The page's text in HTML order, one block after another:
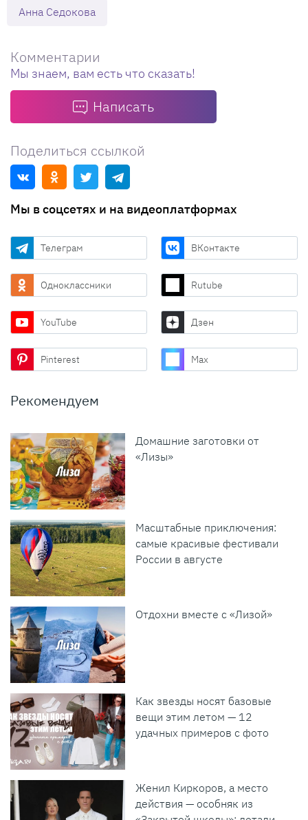
Анна Седокова
Комментарии
Мы знаем, вам есть что сказать!
Написать
Поделиться ссылкой
Мы в соцсетях и на видеоплатформах
Телеграм ВКонтакте
Одноклассники Rutube
YouTube Дзен
Pinterest Max
Рекомендуем
Домашние заготовки от
«Лизы»
Масштабные приключения:
самые красивые фестивали
России в августе
Отдохни вместе с «Лизой»
Как звезды носят базовые
вещи этим летом — 12
удачных примеров с фото
Женил Киркоров, а место
действия — особняк из